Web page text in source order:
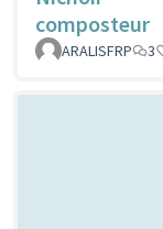
composteur
ARALISFRP
3